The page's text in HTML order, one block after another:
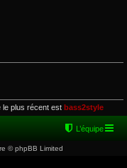
le plus récent est bass2style
L’équipe
© phpBB Limited